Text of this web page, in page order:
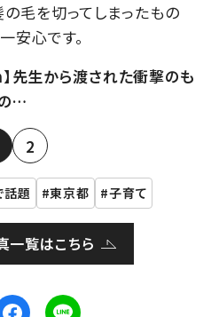
毛を切ってしまったもの
安心です。
先生から渡された衝撃のも
…
2
話題 東京都 子育て
一覧はこちら